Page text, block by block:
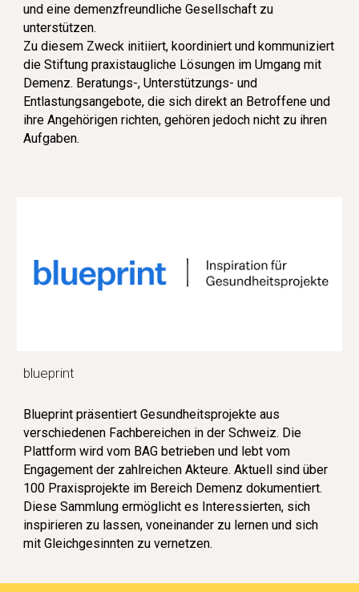
und eine demenzfreundliche Gesellschaft zu
unterstützen.
Zu diesem Zweck initiiert, koordiniert und kommuniziert
die Stiftung praxistaugliche Lösungen im Umgang mit
Demenz. Beratungs-, Unterstützungs- und
Entlastungsangebote, die sich direkt an Betroffene und
ihre Angehörigen richten, gehören jedoch nicht zu ihren
Aufgaben.
blueprint
Blueprint präsentiert Gesundheitsprojekte aus
verschiedenen Fachbereichen in der Schweiz. Die
Plattform wird vom BAG betrieben und lebt vom
Engagement der zahlreichen Akteure. Aktuell sind über
100 Praxisprojekte im Bereich Demenz dokumentiert.
Diese Sammlung ermöglicht es Interessierten, sich
inspirieren zu lassen, voneinander zu lernen und sich
mit Gleichgesinnten zu vernetzen.